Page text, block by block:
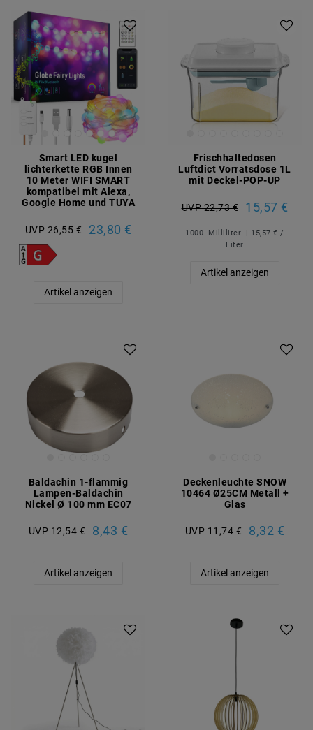
Smart LED kugel
lichterkette RGB Innen
10 Meter WIFI SMART
kompatibel mit Alexa,
Google Home und TUYA
UVP 26,55 € 23,80 €
Artikel anzeigen
Frischhaltedosen
Luftdict Vorratsdose 1L
mit Deckel-POP-UP
UVP 22,73 € 15,57 €
1000 Milliliter | 15,57 € /
Liter
Artikel anzeigen
Baldachin 1-flammig
Lampen-Baldachin
Nickel Ø 100 mm EC07
UVP 12,54 € 8,43 €
Artikel anzeigen
Deckenleuchte SNOW
10464 Ø25CM Metall +
Glas
UVP 11,74 € 8,32 €
Artikel anzeigen